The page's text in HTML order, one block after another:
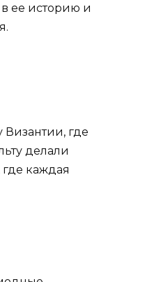
ее историю и
Византии, где
делали
каждая